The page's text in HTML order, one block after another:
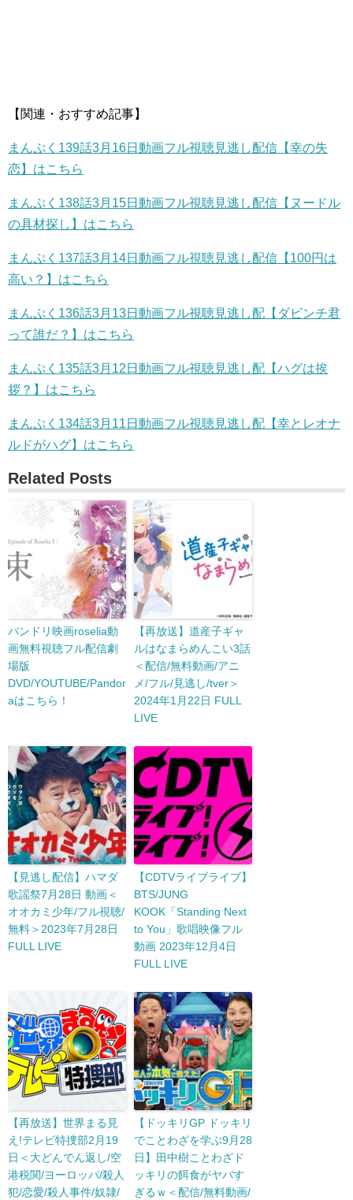
【関連・おすすめ記事】
まんぷく139話3月16日動画フル視聴見逃し配信【幸の失
恋】はこちら
まんぷく138話3月15日動画フル視聴見逃し配信【ヌードル
の具材探し】はこちら
まんぷく137話3月14日動画フル視聴見逃し配信【100円は
高い？】はこちら
まんぷく136話3月13日動画フル視聴見逃し配【ダビンチ君
って誰だ？】はこちら
まんぷく135話3月12日動画フル視聴見逃し配【ハグは挨
拶？】はこちら
まんぷく134話3月11日動画フル視聴見逃し配【幸とレオナ
ルドがハグ】はこちら
Related Posts
バンドリ映画roselia動
画無料視聴フル配信劇
場版
DVD/YOUTUBE/Pandor
aはこちら！
【再放送】道産子ギャ
ルはなまらめんこい3話
＜配信/無料動画/アニ
メ/フル/見逃し/tver＞
2024年1月22日 FULL
LIVE
【見逃し配信】ハマダ
歌謡祭7月28日 動画＜
オオカミ少年/フル視聴/
無料＞2023年7月28日
FULL LIVE
【CDTVライブライブ】
BTS/JUNG
KOOK「Standing Next
to You」歌唱映像フル
動画 2023年12月4日
FULL LIVE
【再放送】世界まる見
え!テレビ特捜部2月19
日＜大どんでん返し/空
港税関/ヨーロッパ/殺人
犯/恋愛/殺人事件/奴隷/
【ドッキリGP ドッキリ
でことわざを学ぶ9月28
日】田中樹ことわざド
ッキリの餌食がヤバす
ぎるｗ＜配信/無料動画/